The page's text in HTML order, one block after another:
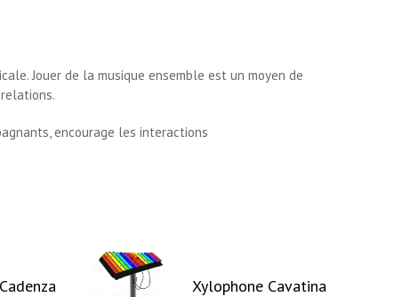
Jouer de la musique ensemble est un moyen de
encourage les interactions
Xylophone Cavatina